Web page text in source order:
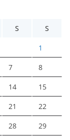
S S
1
7 8
14 15
21 22
28 29